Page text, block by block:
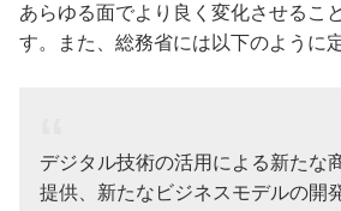
あらゆる面でより良く変化させるこ
す。また、総務省には以下のように
デジタル技術の活用による新たな
提供、新たなビジネスモデルの開